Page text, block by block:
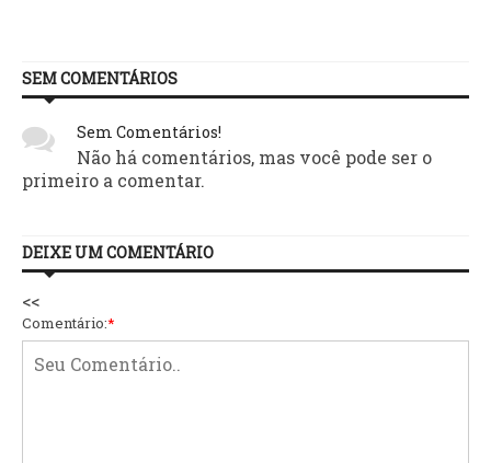
SEM COMENTÁRIOS
Sem Comentários!
Não há comentários, mas você pode ser o
primeiro a comentar.
DEIXE UM COMENTÁRIO
<<
Comentário:*